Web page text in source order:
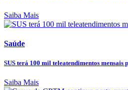
Saiba Mais
Saúde
SUS terá 100 mil teleatendimentos mensais
Saiba Mais